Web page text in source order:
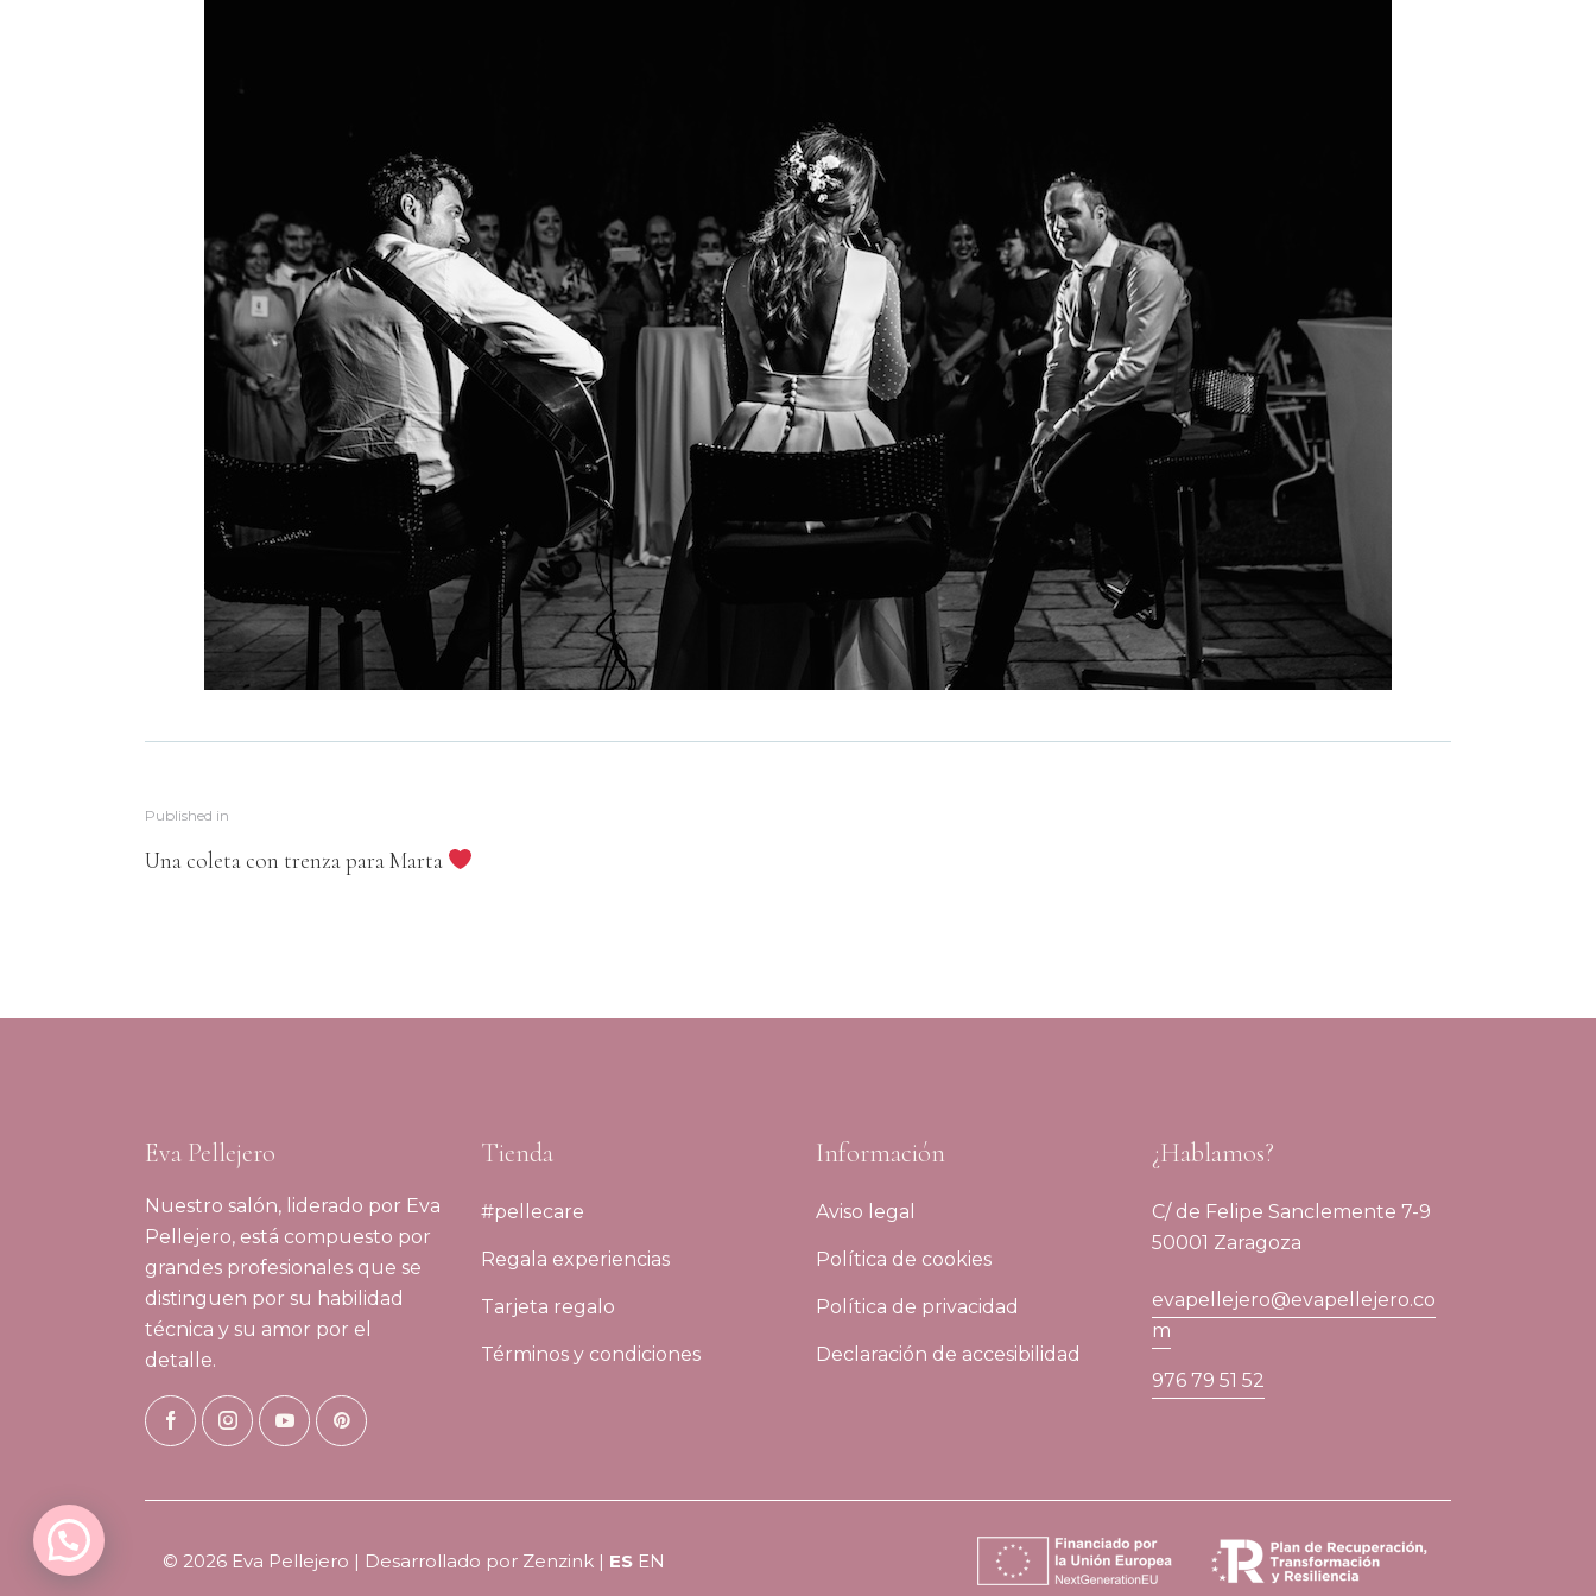
Published in
Una coleta con trenza para Marta
Eva Pellejero
Nuestro salón, liderado por Eva
Pellejero, está compuesto por
grandes profesionales que se
distinguen por su habilidad
técnica y su amor por el
detalle.
Tienda
#pellecare
Regala experiencias
Tarjeta regalo
Términos y condiciones
Información
Aviso legal
Política de cookies
Política de privacidad
Declaración de accesibilidad
¿Hablamos?
C/ de Felipe Sanclemente 7-9
50001 Zaragoza
evapellejero@evapellejero.co
m
976 79 51 52
© 2026 Eva Pellejero | Desarrollado por Zenzink | ES EN